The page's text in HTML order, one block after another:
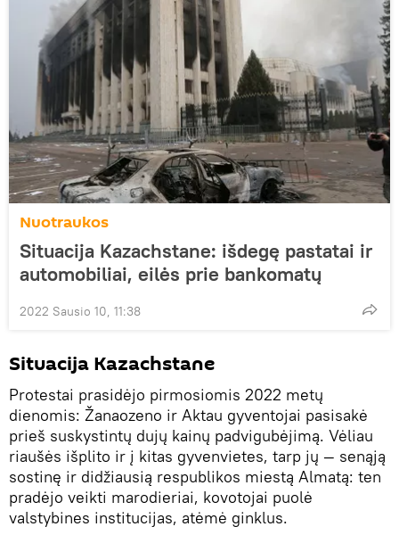
Nuotraukos
Situacija Kazachstane: išdegę pastatai ir
automobiliai, eilės prie bankomatų
2022 Sausio 10, 11:38
Situacija Kazachstane
Protestai prasidėjo pirmosiomis 2022 metų
dienomis: Žanaozeno ir Aktau gyventojai pasisakė
prieš suskystintų dujų kainų padvigubėjimą. Vėliau
riaušės išplito ir į kitas gyvenvietes, tarp jų — senąją
sostinę ir didžiausią respublikos miestą Almatą: ten
pradėjo veikti marodieriai, kovotojai puolė
valstybines institucijas, atėmė ginklus.